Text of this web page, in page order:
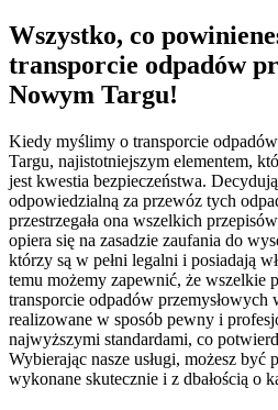
Wszystko, co
transporcie odpadów
Nowym Targu!
Kiedy myślimy o transporcie
Targu, najistotniejszym elementem,
jest kwestia bezpieczeństwa.
odpowiedzialną za przewóz tych
przestrzegała ona wszelkich
opiera się na zasadzie zaufania do
którzy są w pełni legalni i posiadają
temu możemy zapewnić, że wszelkie
transporcie odpadów przemysłowych
realizowane w sposób pewny i
najwyższymi standardami, co
Wybierając nasze usługi, możesz być
wykonane skutecznie i z dbałością o